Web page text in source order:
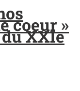
coeur »
XXIe